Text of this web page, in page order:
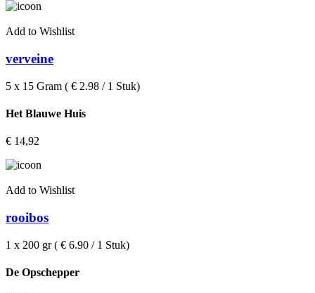
Add to Wishlist
verveine
5 x 15 Gram ( € 2.98 / 1 Stuk)
Het Blauwe Huis
€ 14,92
Add to Wishlist
rooibos
1 x 200 gr ( € 6.90 / 1 Stuk)
De Opschepper